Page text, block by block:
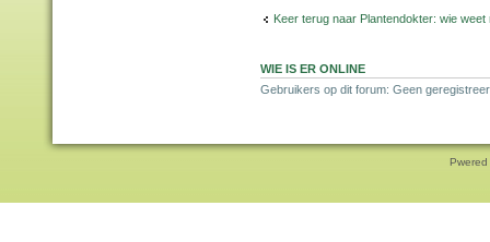
Keer terug naar Plantendokter: wie weet
WIE IS ER ONLINE
Gebruikers op dit forum: Geen